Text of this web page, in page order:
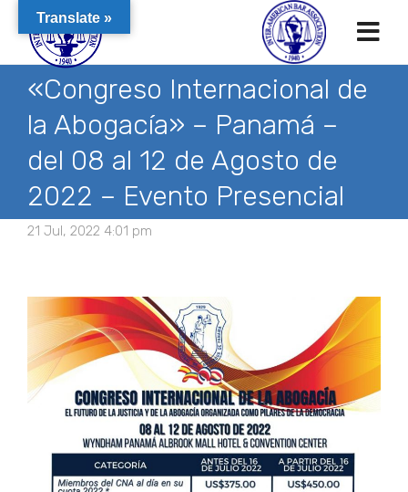
«Congreso Internacional de
la Abogacía» – Panamá –
del 08 al 12 de Agosto de
2022 – Evento Presencial
21 Jul, 2022 4:01 pm
Translate »